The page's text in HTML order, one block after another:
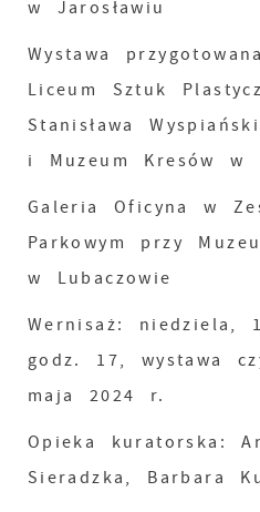
w Jarosławiu
Wystawa
Liceum Sztuk
Stanisława
i Muzeum Kresów w
Galeria Oficyna w
Parkowym przy
w Lubaczowie
Wernisaż: niedziela,
godz. 17, wystawa
maja 2024 r.
Opieka kuratorska:
Sieradzka, Barbara